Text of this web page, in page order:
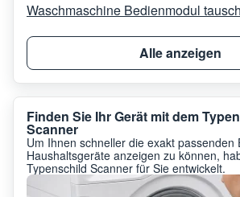
Waschmaschine Bedienmodul
Alle anzeigen
Finden Sie Ihr Gerät mit dem
Scanner
Um Ihnen schneller die exakt passenden
Haushaltsgeräte anzeigen zu können,
Typenschild Scanner für Sie entwickelt.